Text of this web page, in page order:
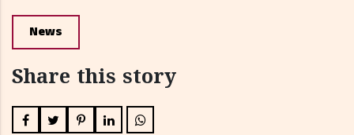
News
Share this story